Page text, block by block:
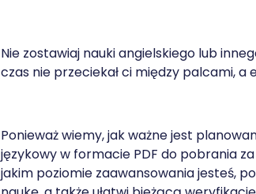
Nie zostawiaj nauki angielskiego lub
czas nie przeciekał ci między palcami,
Ponieważ wiemy, jak ważne jest
językowy w formacie PDF do pobrania
jakim poziomie zaawansowania jesteś,